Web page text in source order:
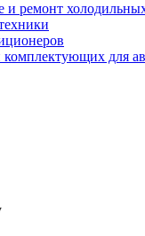
и ремонт
для